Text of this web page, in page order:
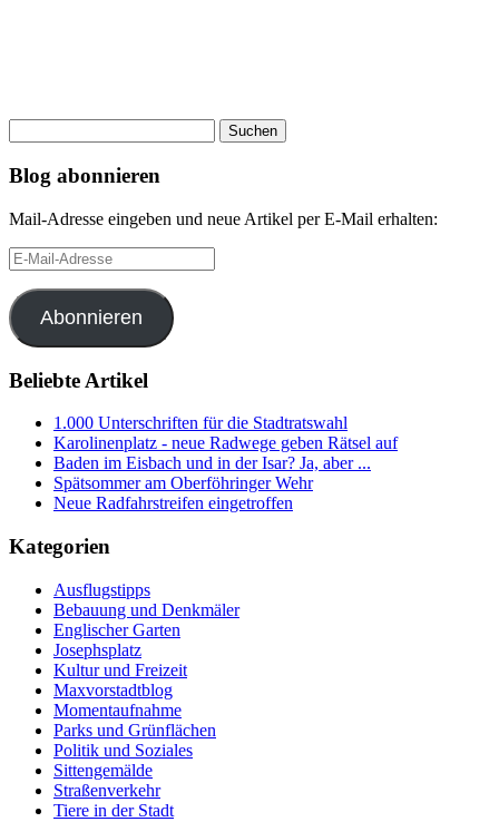
nach:
Blog abonnieren
Mail-Adresse eingeben und neue Artikel per E-Mail erhalten:
E-
Mail-
Adresse
Abonnieren
Beliebte Artikel
1.000 Unterschriften für die Stadtratswahl
Karolinenplatz - neue Radwege geben Rätsel auf
Baden im Eisbach und in der Isar? Ja, aber ...
Spätsommer am Oberföhringer Wehr
Neue Radfahrstreifen eingetroffen
Kategorien
Ausflugstipps
Bebauung und Denkmäler
Englischer Garten
Josephsplatz
Kultur und Freizeit
Maxvorstadtblog
Momentaufnahme
Parks und Grünflächen
Politik und Soziales
Sittengemälde
Straßenverkehr
Tiere in der Stadt